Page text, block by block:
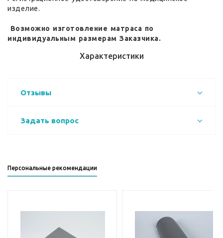
изделие.
Возможно изготовление матраса по
индивидуальным размерам Заказчика.
Характеристики
Отзывы
Задать вопрос
Персональные рекомендации